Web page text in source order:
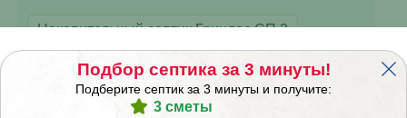
Накопительный септик Гринлос СП 2
Накопительный септик Гринлос СП 4
Накопительный септик Гринлос СП 5
Подбор септика за 3 минуты!
Подберите септик за 3 минуты и получите:
3 сметы